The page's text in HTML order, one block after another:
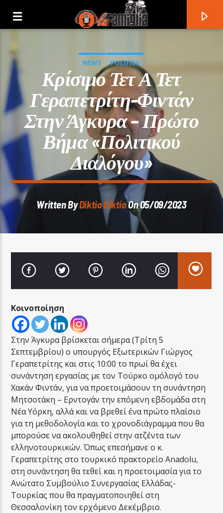
Current Track
Title
Artist
LA FAMIGLIA RADIO
LA FAMIGLIA ΝΗΣΙΩΤΙΚΑ
NEWS POLITICS
Κρίσιμο Τετ Α Τετ
Γεραπετρίτη-Φιντάν
Στην Άγκυρα – Πρώτο
Βήμα «πολιτικού
Διαλόγου»
Written ByDiktio DiktioOn 05/09/2023
Κοινοποίηση
Στην Άγκυρα βρίσκεται σήμερα (Τρίτη 5
Σεπτεμβρίου) ο υπουργός Εξωτερικών Γιώργος
Γεραπετρίτης και στις 10:00 το πρωί θα έχει
συνάντηση εργασίας με τον Τούρκο ομόλογό του
Χακάν Φιντάν, για να προετοιμάσουν τη συνάντηση
Μητσοτάκη – Ερντογάν την επόμενη εβδομάδα στη
Νέα Υόρκη, αλλά και να βρεθεί ένα πρώτο πλαίσιο
για τη μεθοδολογία και το χρονοδιάγραμμα που θα
μπορούσε να ακολουθηθεί στην ατζέντα των
ελληνοτουρκικών. Όπως επεσήμανε ο κ.
Γεραπετρίτης στο τουρκικό πρακτορείο Anadolu,
στη συνάντηση θα τεθεί και η προετοιμασία για το
Ανώτατο Συμβούλιο Συνεργασίας Ελλάδας-
Τουρκίας που θα πραγματοποιηθεί στη
Θεσσαλονίκη τον ερχόμενο Δεκέμβριο.